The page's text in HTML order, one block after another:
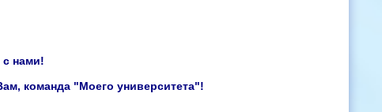
нами!
команда "Моего университета"!